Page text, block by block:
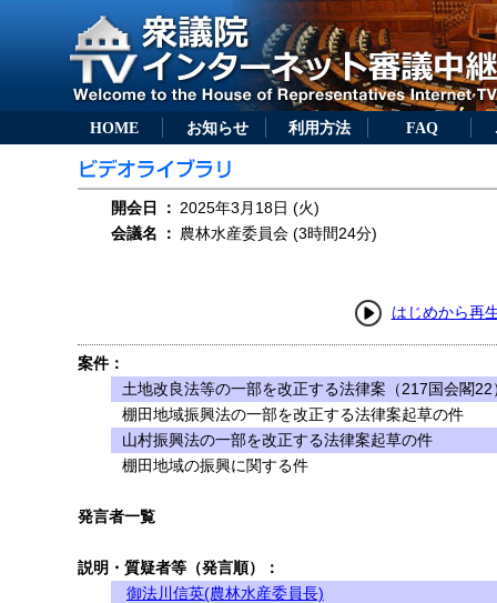
HOME お知らせ 利用方法 FAQ
開会日 ： 2025年3月18日 (火)
会議名
： 農林水産委員会 (3時間24分)
はじめから再
案件：
土地改良法等の一部を改正する法律案（217国会閣22
棚田地域振興法の一部を改正する法律案起草の件
山村振興法の一部を改正する法律案起草の件
棚田地域の振興に関する件
発言者一覧
説明・質疑者等（発言順）：
御法川信英(農林水産委員長)